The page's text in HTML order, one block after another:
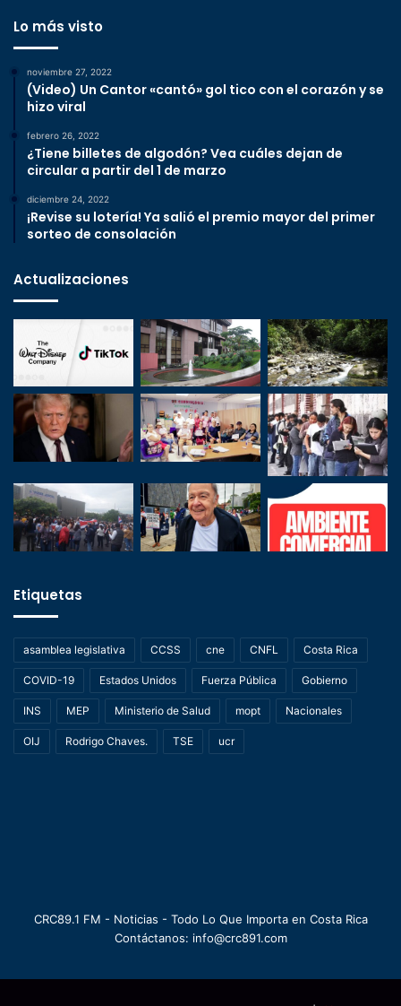
Lo más visto
noviembre 27, 2022
(Video) Un Cantor «cantó» gol tico con el corazón y se
hizo viral
febrero 26, 2022
¿Tiene billetes de algodón? Vea cuáles dejan de
circular a partir del 1 de marzo
diciembre 24, 2022
¡Revise su lotería! Ya salió el premio mayor del primer
sorteo de consolación
Actualizaciones
Etiquetas
asamblea legislativa CCSS cne CNFL Costa Rica
COVID-19 Estados Unidos Fuerza Pública Gobierno
INS MEP Ministerio de Salud mopt Nacionales
OIJ Rodrigo Chaves. TSE ucr
CRC89.1 FM - Noticias - Todo Lo Que Importa en Costa Rica
Contáctanos: info@crc891.com